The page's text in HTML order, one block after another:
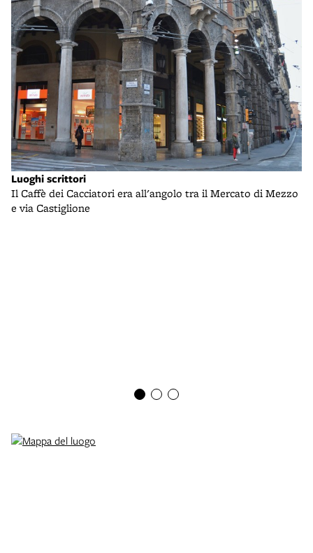
Luoghi scrittori
Il Caffè dei Cacciatori era all'angolo tra il Mercato di Mezzo
e via Castiglione